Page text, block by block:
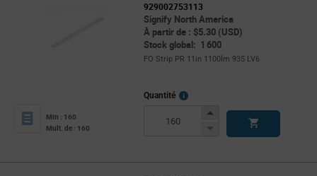
929002753113
Signify North America
À partir de : $5.30 (USD)
Stock global: 1 600
FO Strip PR 11in 1100lm 935 LV6
Min : 160
Mult. de : 160
Quantité
More
Increase
Decrease